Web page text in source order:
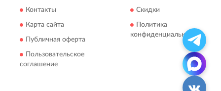
Контакты
Карта сайта
Публичная оферта
Пользовательское
соглашение
Скидки
Политика
конфиденциальности